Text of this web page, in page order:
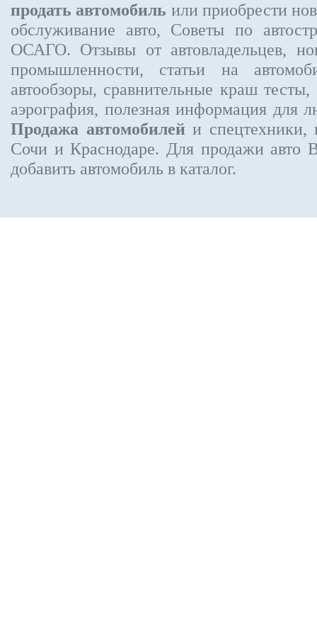
продать автомобиль или приобрести
обслуживание авто, Советы по
ОСАГО. Отзывы от автовладельцев,
промышленности, статьи на
автообзоры, сравнительные краш
аэрография, полезная информация для
Продажа автомобилей и спецтехники,
Сочи и Краснодаре. Для продажи авто
добавить автомобиль в каталог.